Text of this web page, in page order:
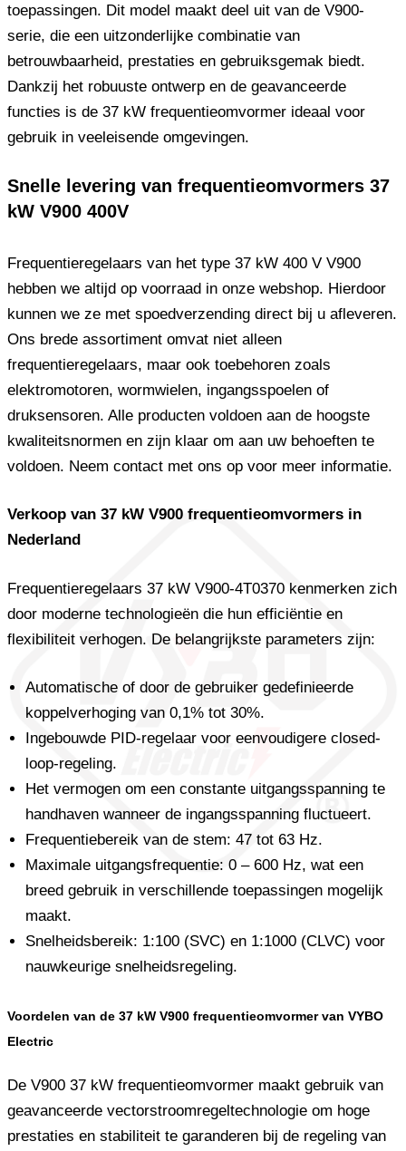
toepassingen. Dit model maakt deel uit van de V900-
serie, die een uitzonderlijke combinatie van
betrouwbaarheid, prestaties en gebruiksgemak biedt.
Dankzij het robuuste ontwerp en de geavanceerde
functies is de 37 kW frequentieomvormer ideaal voor
gebruik in veeleisende omgevingen.
Snelle levering van frequentieomvormers 37
kW V900 400V
Frequentieregelaars van het type 37 kW 400 V V900
hebben we altijd op voorraad in onze webshop. Hierdoor
kunnen we ze met spoedverzending direct bij u afleveren.
Ons brede assortiment omvat niet alleen
frequentieregelaars, maar ook toebehoren zoals
elektromotoren, wormwielen, ingangsspoelen of
druksensoren. Alle producten voldoen aan de hoogste
kwaliteitsnormen en zijn klaar om aan uw behoeften te
voldoen. Neem contact met ons op voor meer informatie.
Verkoop van 37 kW V900 frequentieomvormers in
Nederland
Frequentieregelaars 37 kW V900-4T0370 kenmerken zich
door moderne technologieën die hun efficiëntie en
flexibiliteit verhogen. De belangrijkste parameters zijn:
Automatische of door de gebruiker gedefinieerde
koppelverhoging van 0,1% tot 30%.
Ingebouwde PID-regelaar voor eenvoudigere closed-
loop-regeling.
Het vermogen om een ​​constante uitgangsspanning te
handhaven wanneer de ingangsspanning fluctueert.
Frequentiebereik van de stem: 47 tot 63 Hz.
Maximale uitgangsfrequentie: 0 – 600 Hz, wat een
breed gebruik in verschillende toepassingen mogelijk
maakt.
Snelheidsbereik: 1:100 (SVC) en 1:1000 (CLVC) voor
nauwkeurige snelheidsregeling.
Voordelen van de 37 kW V900 frequentieomvormer van VYBO
Electric
De V900 37 kW frequentieomvormer maakt gebruik van
geavanceerde vectorstroomregeltechnologie om hoge
prestaties en stabiliteit te garanderen bij de regeling van